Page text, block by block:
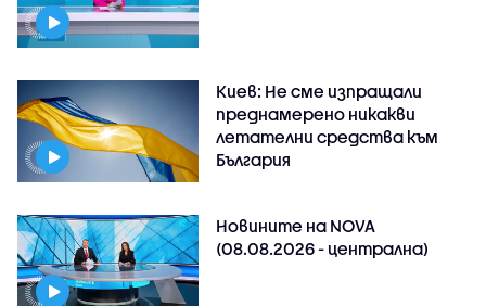
Киев: Не сме изпращали
преднамерено никакви
летателни средства към
България
Новините на NOVA
(08.08.2026 - централна)